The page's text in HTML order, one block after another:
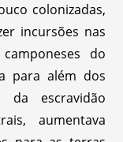
colonizadas,
incursões nas
do
para além dos
escravidão
aumentava